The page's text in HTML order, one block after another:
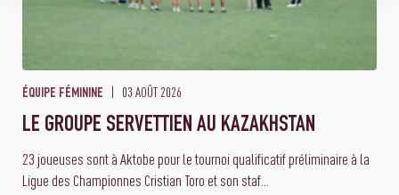
ÉQUIPE FÉMININE 03 AOÛT 2026
LE GROUPE SERVETTIEN AU KAZAKHSTAN
23 joueuses sont à Aktobe pour le tournoi qualificatif préliminaire à la
Ligue des Championnes Cristian Toro et son staf...